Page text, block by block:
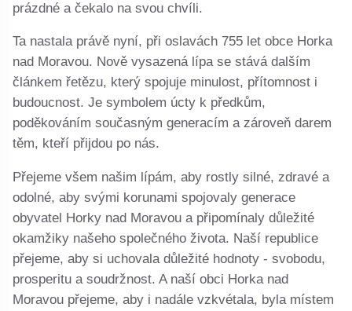
prázdné a čekalo na svou chvíli.
Ta nastala právě nyní, při oslavách 755 let obce Horka
nad Moravou. Nově vysazená lípa se stává dalším
článkem řetězu, který spojuje minulost, přítomnost i
budoucnost. Je symbolem úcty k předkům,
poděkováním současným generacím a zároveň darem
těm, kteří přijdou po nás.
Přejeme všem našim lípám, aby rostly silné, zdravé a
odolné, aby svými korunami spojovaly generace
obyvatel Horky nad Moravou a připomínaly důležité
okamžiky našeho společného života. Naší republice
přejeme, aby si uchovala důležité hodnoty - svobodu,
prosperitu a soudržnost. A naší obci Horka nad
Moravou přejeme, aby i nadále vzkvétala, byla místem